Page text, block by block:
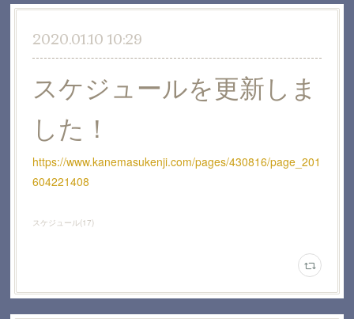
2020.01.10 10:29
スケジュールを更新しま
した！
https://www.kanemasukenji.com/pages/430816/page_201
604221408
スケジュール(17)